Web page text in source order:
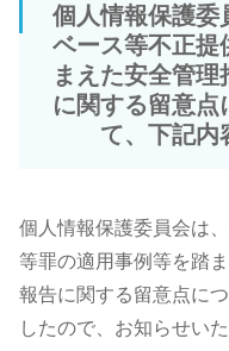
個人情報保護委
ベース等不正提
まえた安全管
に関する留意
て、下記内
個人情報保護委員会は
等罪の適用事例等を踏
報告に関する留意点に
したので、お知らせいた